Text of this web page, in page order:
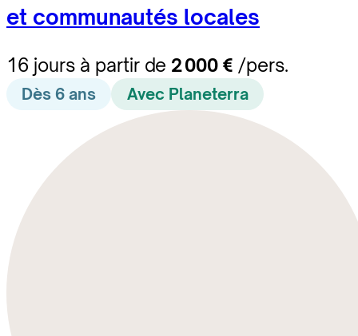
et communautés locales
16 jours à partir de 2 000 € /pers.
Dès 6 ans Avec Planeterra